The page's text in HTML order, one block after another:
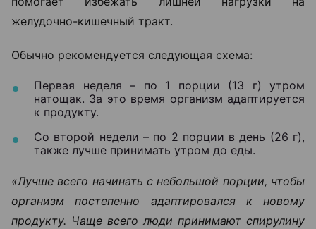
желудочно-кишечный тракт.
Обычно рекомендуется следующая схема:
Первая неделя – по 1 порции (13 г) утром
натощак. За это время организм адаптируется
к продукту.
Со второй недели – по 2 порции в день (26 г),
также лучше принимать утром до еды.
«Лучше всего начинать с небольшой порции, чтобы
организм постепенно адаптировался к новому
продукту. Чаще всего люди принимают спирулину